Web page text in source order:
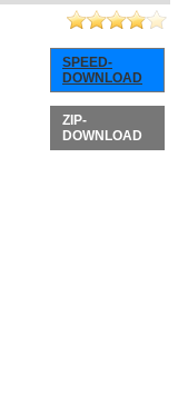
SPEED-
DOWNLOAD
ZIP-
DOWNLOAD